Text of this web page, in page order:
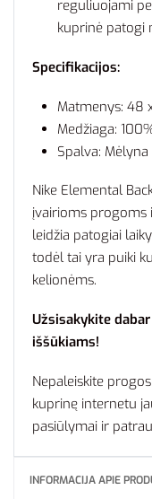
reguliuojami
kuprinė patogi
Specifikacijos:
Matmenys: 48
Medžiaga:
Spalva: Mėlyna
Nike Elemental
įvairioms progoms
leidžia patogiai
todėl tai yra puiki
kelionėms.
Užsisakykite
iššūkiams!
Nepaleiskite
kuprinę internetu
pasiūlymai ir
INFORMACIJA APIE